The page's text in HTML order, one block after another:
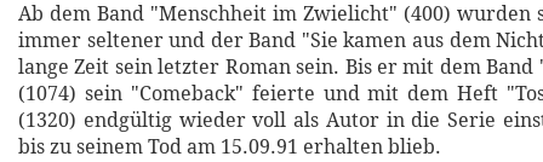
Ab dem Band "Menschheit im Zwielicht" (400) wurden
immer seltener und der Band "Sie kamen aus dem
lange Zeit sein letzter Roman sein. Bis er mit dem
(1074) sein "Comeback" feierte und mit dem Heft
(1320) endgültig wieder voll als Autor in die Serie
bis zu seinem Tod am 15.09.91 erhalten blieb.